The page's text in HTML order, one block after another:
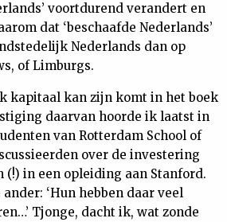
voortdurend verandert en
dat ‘beschaafde Nederlands’
Nederlands dan op
of Limburgs.
kapitaal kan zijn komt in het boek
daarvan hoorde ik laatst in
van Rotterdam School of
over de investering
(!) in een opleiding aan Stanford.
‘Hun hebben daar veel
Tjonge, dacht ik, wat zonde